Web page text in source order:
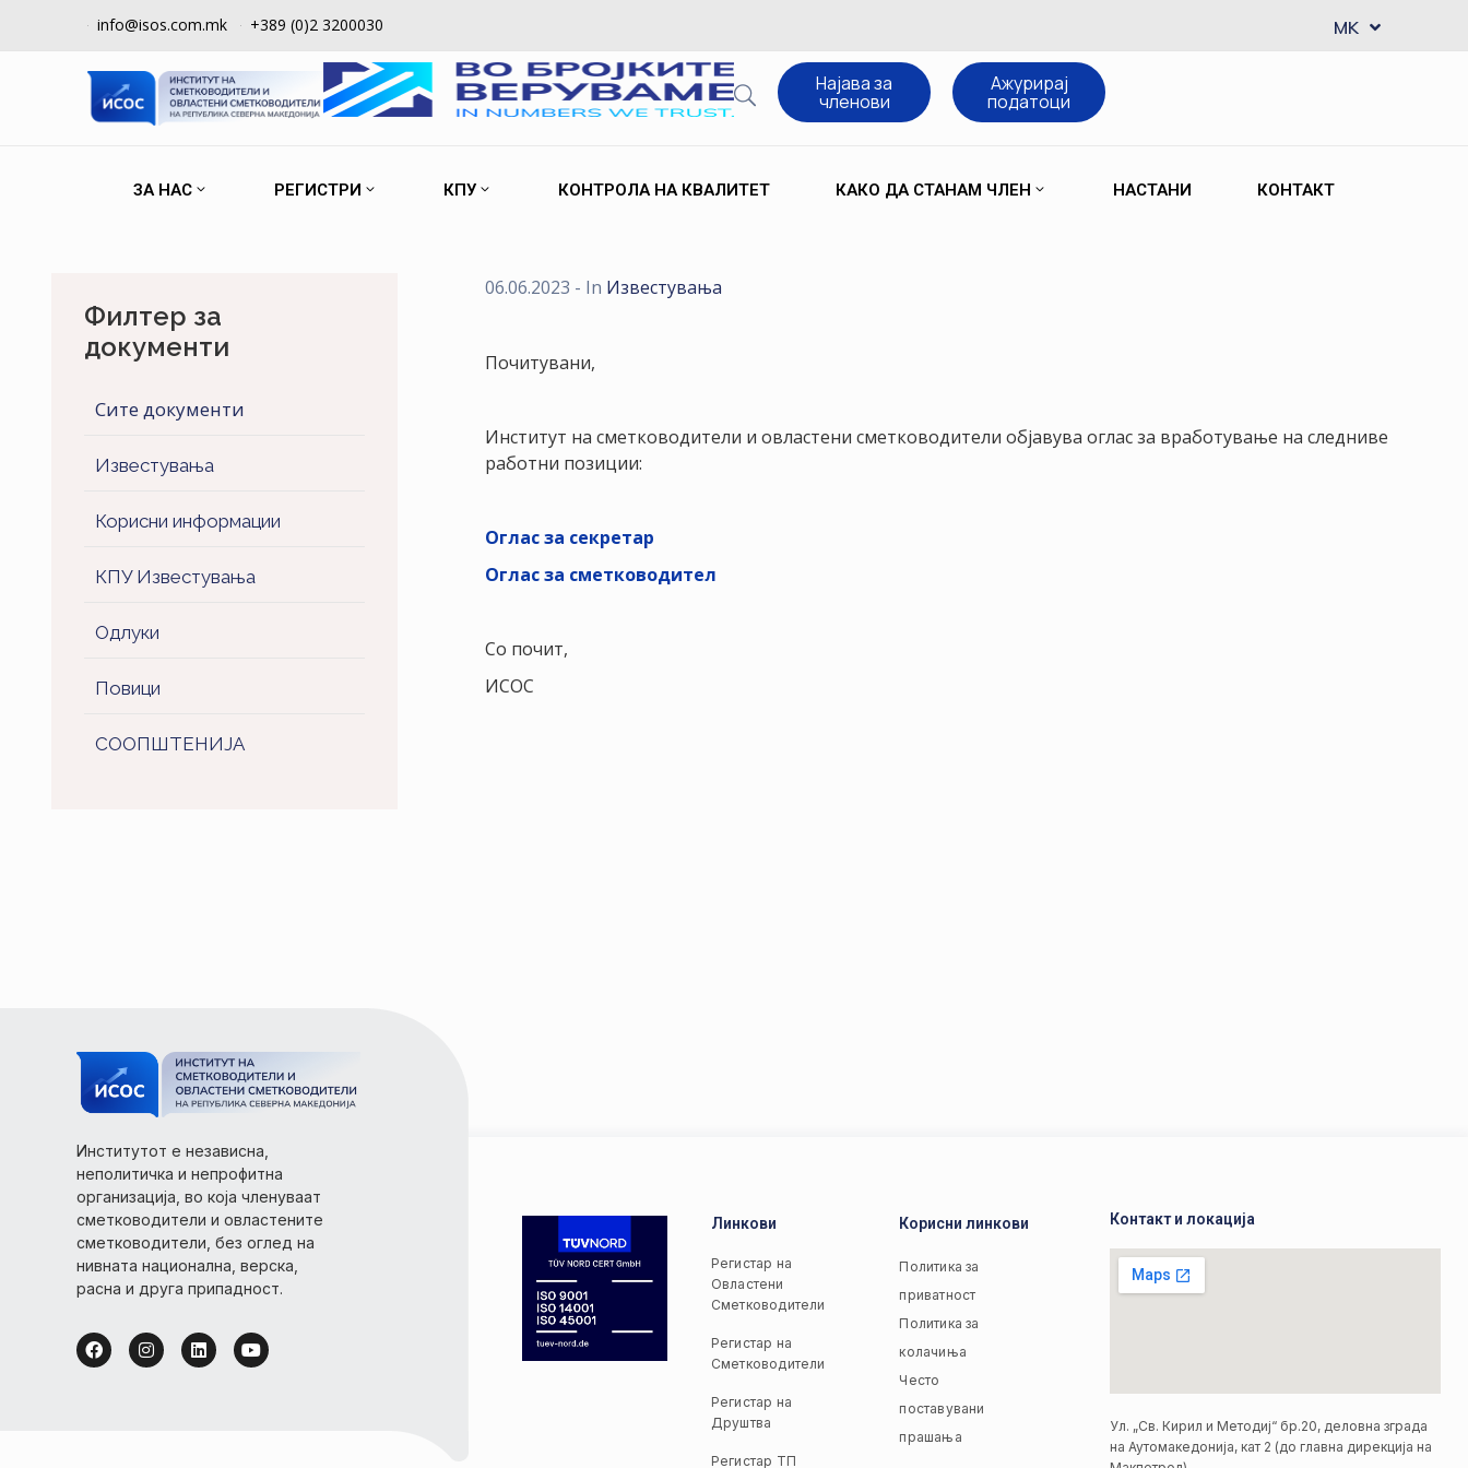
info@isos.com.mk +389 (0)2 3200030 MK
SQ
Најава за
членови
Ажурирај
податоци
ЗА НАС РЕГИСТРИ КПУ КОНТРОЛА НА КВАЛИТЕТ КАКО ДА СТАНАМ ЧЛЕН НАСТАНИ КОНТАКТ
Филтер за
документи
Сите документи
Известувања
Корисни информации
КПУ Известувања
Одлуки
Повици
СООПШТЕНИJA
06.06.2023 - In Известувања
Почитувани,
Институт на сметководители и овластени сметководители објавува оглас за вработување на следниве
работни позиции:
Оглас за секретар
Оглас за сметководител
Со почит,
ИСОС
Институтот е независна,
неполитичка и непрофитна
организација, во која членуваат
сметководители и овластените
сметководители, без оглед на
нивната национална, верска,
расна и друга припадност.
Линкови
Регистар на
Овластени
Сметководители
Регистар на
Сметководители
Регистар на
Друштва
Регистар ТП
Корисни линкови
Политика за
приватност
Политика за
колачиња
Често
поставувани
прашања
Контакт и локација
Ул. „Св. Кирил и Методиј“ бр.20, деловна зграда
на Аутомакедонија, кат 2 (до главна дирекција на